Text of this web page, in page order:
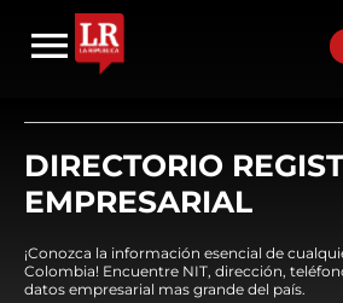
DIRECTORIO
EMPRESARIAL
¡Conozca la información esencial de
Colombia! Encuentre NIT, dirección,
datos empresarial mas grande del país.